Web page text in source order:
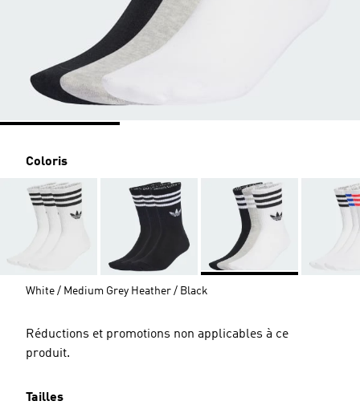
Coloris
White / Medium Grey Heather / Black
Réductions et promotions non applicables à ce
produit.
Tailles